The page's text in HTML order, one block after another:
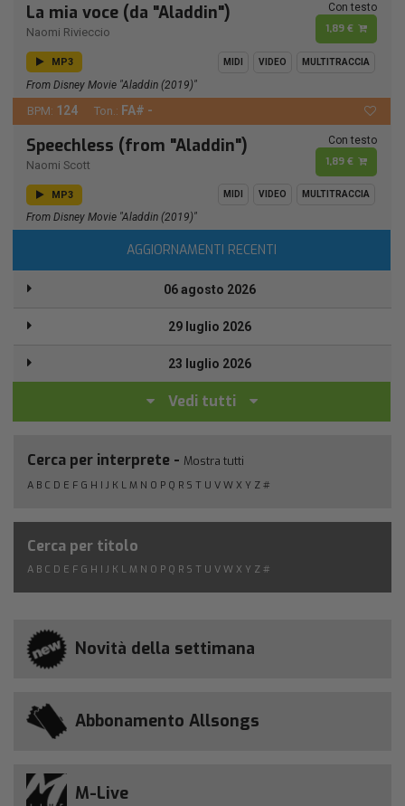
La mia voce (da "Aladdin")
Naomi Rivieccio
Con testo
1,89 €
MP3 MIDI VIDEO MULTITRACCIA
From Disney Movie "Aladdin (2019)"
BPM: 124 Ton.: FA# -
Speechless (from "Aladdin")
Naomi Scott
Con testo
1,89 €
MP3 MIDI VIDEO MULTITRACCIA
From Disney Movie "Aladdin (2019)"
AGGIORNAMENTI RECENTI
06 agosto 2026
29 luglio 2026
23 luglio 2026
Vedi tutti
Cerca per interprete - Mostra tutti
A B C D E F G H I J K L M N O P Q R S T U V W X Y Z #
Cerca per titolo
A B C D E F G H I J K L M N O P Q R S T U V W X Y Z #
Novità della settimana
Abbonamento Allsongs
M-Live